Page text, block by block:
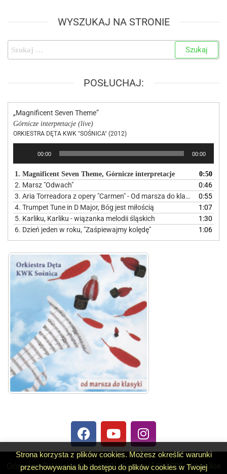
WYSZUKAJ NA STRONIE
POSŁUCHAJ:
„Magnificent Seven Theme”
Górnicze interpretacje (live)
ORKIESTRA DĘTA KWK "SOŚNICA" (2012)
00:00 00:00
1. Magnificent Seven Theme, Górnicze interpretacje 0:50
2. Marsz "Odwach"
0:46
3. Aria Torreadora z opery "Carmen" - Od marsza do klasyki
0:55
4. Trumpet Tune in D Major, Bóg jest miłością
1:07
5. Karliku, Karliku - wiązanka melodii śląskich
1:30
6. Dzień jeden w roku, "Zaśpiewajmy kolędę"
1:06
Górnicza Orkiestra Dęta KWK „Sośnica” © 2026. Wszelkie
Strona korzysta z plików cookies. Możesz określić warunki
przechowywania lub dostępu do plików cookies w Twojej